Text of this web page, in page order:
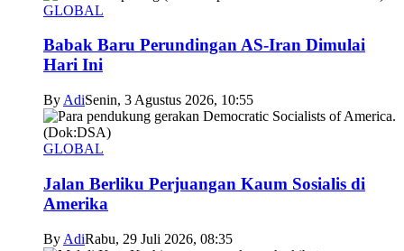
GLOBAL
Babak Baru Perundingan AS-Iran Dimulai
Hari Ini
By AdiSenin, 3 Agustus 2026, 10:55
GLOBAL
Jalan Berliku Perjuangan Kaum Sosialis di
Amerika
By AdiRabu, 29 Juli 2026, 08:35